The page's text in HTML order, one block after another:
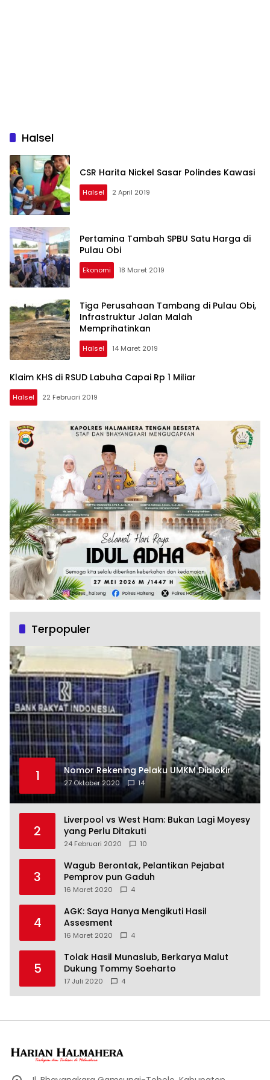
Halsel
CSR Harita Nickel Sasar Polindes Kawasi
Halsel 2 April 2019
Pertamina Tambah SPBU Satu Harga di
Pulau Obi
Ekonomi 18 Maret 2019
Tiga Perusahaan Tambang di Pulau Obi,
Infrastruktur Jalan Malah
Memprihatinkan
Halsel 14 Maret 2019
Klaim KHS di RSUD Labuha Capai Rp 1 Miliar
Halsel 22 Februari 2019
Terpopuler
1 Nomor Rekening Pelaku UMKM Diblokir
27 Oktober 2020 14
2
Liverpool vs West Ham: Bukan Lagi Moyesy
yang Perlu Ditakuti
24 Februari 2020 10
3
Wagub Berontak, Pelantikan Pejabat
Pemprov pun Gaduh
16 Maret 2020 4
4
AGK: Saya Hanya Mengikuti Hasil
Assesment
16 Maret 2020 4
5
Tolak Hasil Munaslub, Berkarya Malut
Dukung Tommy Soeharto
17 Juli 2020 4